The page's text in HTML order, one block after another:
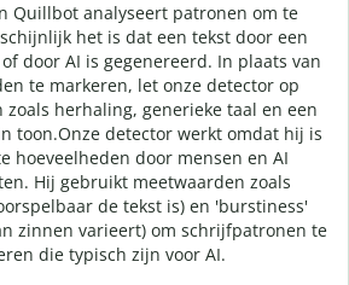
Quillbot analyseert patronen om te
het is dat een tekst door een
door AI is gegenereerd. In plaats van
te markeren, let onze detector op
herhaling, generieke taal en een
toon.Onze detector werkt omdat hij is
hoeveelheden door mensen en AI
Hij gebruikt meetwaarden zoals
de tekst is) en 'burstiness'
zinnen varieert) om schrijfpatronen te
die typisch zijn voor AI.